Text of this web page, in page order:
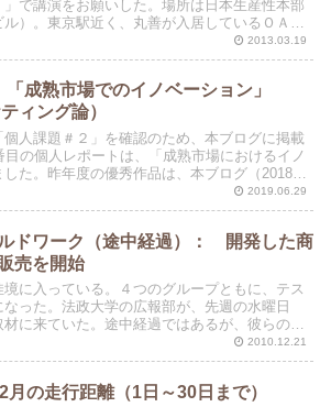
で講演をお願いした。場所は日本生産性本部
ル）。東京駅近く、丸善が入居しているＯＡＺ
2013.03.19
成熟市場でのイノベーション」
ィング論）
人課題＃２」を確認のため、本ブログに掲載
目の個人レポートは、「成熟市場におけるイノ
た。昨年度の優秀作品は、本ブログ（2018年
2019.06.29
ドワーク（途中経過）： 開発した商
売を開始
に入っている。４つのグループともに、テス
なった。法政大学の広報部が、先週の水曜日
に来ていた。途中経過ではあるが、彼らの取
2010.12.21
月の走行距離（1日～30日まで）